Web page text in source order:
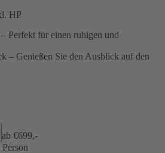
HP
Perfekt für einen ruhigen und
– Genießen Sie den Ausblick auf den
ab €699,-